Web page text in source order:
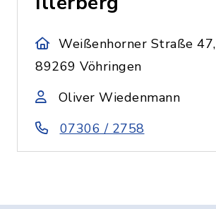
Weißenhorner Straße 47,
89269 Vöhringen
Oliver Wiedenmann
07306 / 2758